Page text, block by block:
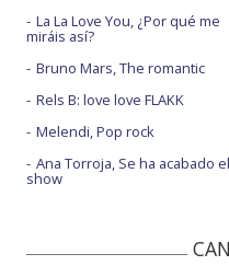
La La Love You, ¿Por qué me
miráis así?
Bruno Mars, The romantic
Rels B: love love FLAKK
Melendi, Pop rock
Ana Torroja, Se ha acabado el
show